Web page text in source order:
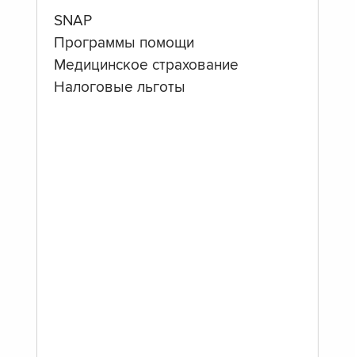
SNAP
Программы помощи
Медицинское страхование
Налоговые льготы